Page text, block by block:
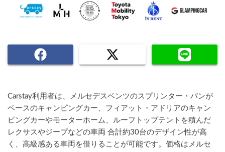
Carstay利用者は、メルセデスベンツのスプリンター・バンが
ベースのキャンピングカー、フィアット・アドリアのキャン
ピングカーやモーターホーム、ルーフトップテントを積んだ
レクサスやジープなどの車両 合計約30台のデザイン性が高
く、高級感ある車両を借りることが可能です。価格はメルセ